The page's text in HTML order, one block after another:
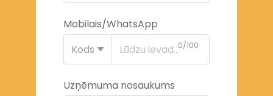
Mobilais/WhatsApp
Kods
0/100
Uzņēmuma nosaukums